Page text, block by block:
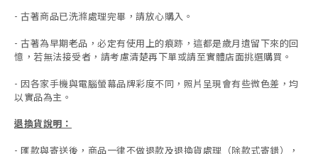
- 古著商品已洗滌處理完畢，請放心購入。
- 古著為早期老品，必定有使用上的痕跡，這都是歲月遺留下來的回
憶，若無法接受者，請考慮清楚再下單或請至實體店面挑選購買。
- 因各家手機與電腦螢幕品牌彩度不同，照片呈現會有些微色差，均
以實品為主。
退換貨說明：
- 匯款與寄送後，商品一律不做退款及退換貨處理（除款式寄錯），